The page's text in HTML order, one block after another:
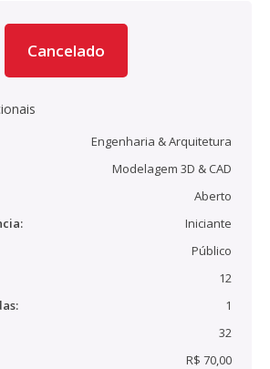
Cancelado
Engenharia & Arquitetura
Modelagem 3D & CAD
Aberto
Iniciante
Público
12
1
32
R$ 70,00